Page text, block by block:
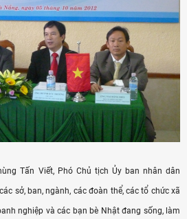
Tấn Viết, Phó Chủ tịch Ủy ban nhân dân
sở, ban, ngành, các đoàn thể, các tổ chức xã
nghiệp và các bạn bè Nhật đang sống, làm